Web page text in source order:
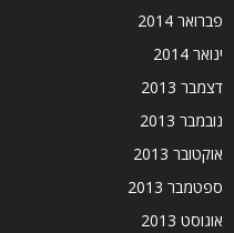
פברואר 2014
ינואר 2014
דצמבר 2013
נובמבר 2013
אוקטובר 2013
ספטמבר 2013
אוגוסט 2013